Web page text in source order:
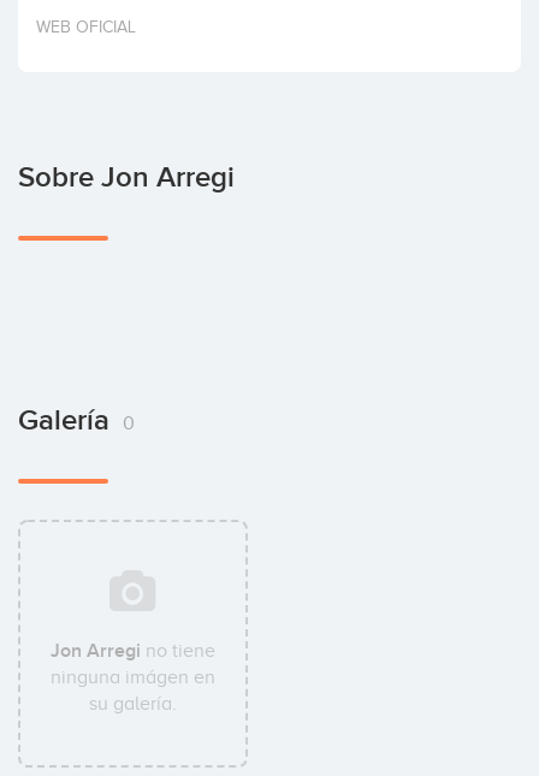
Invertir
WEB OFICIAL
Sobre Jon Arregi
Galería 0
Jon Arregi no tiene
ninguna imágen en
su galería.